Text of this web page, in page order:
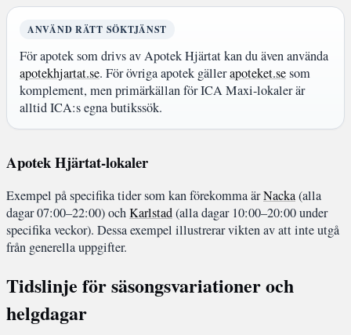
ANVÄND RÄTT SÖKTJÄNST
För apotek som drivs av Apotek Hjärtat kan du även använda
apotekhjartat.se. För övriga apotek gällerapoteket.sesom
komplement, men primärkällan för ICA Maxi-lokaler är
alltid ICA:s egna butikssök.
Apotek Hjärtat-lokaler
Exempel på specifika tider som kan förekomma ärNacka(alla
dagar 07:00–22:00) ochKarlstad(alla dagar 10:00–20:00 under
specifika veckor). Dessa exempel illustrerar vikten av att inte utgå
från generella uppgifter.
Tidslinje för säsongsvariationer och
helgdagar